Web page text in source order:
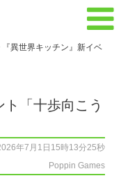
『異世界キッチン』新イベ
ト「十歩向こう
年7月1日15時13分25秒
Poppin Games